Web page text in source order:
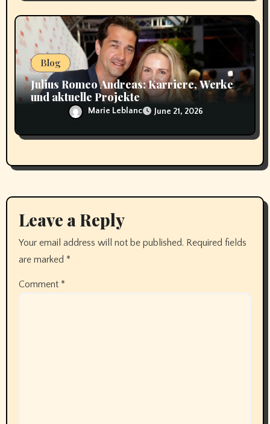
Blog
Julius Romeo Andreas: Karriere, Werke
und aktuelle Projekte
Marie Leblanc June 21, 2026
Leave a Reply
Your email address will not be published. Required fields
are marked *
Comment *